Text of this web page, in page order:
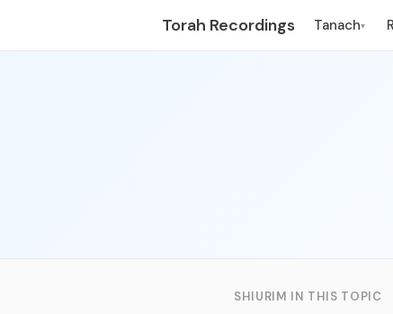
Torah Recordings Tanach▾
SHIURIM IN THIS TOPIC